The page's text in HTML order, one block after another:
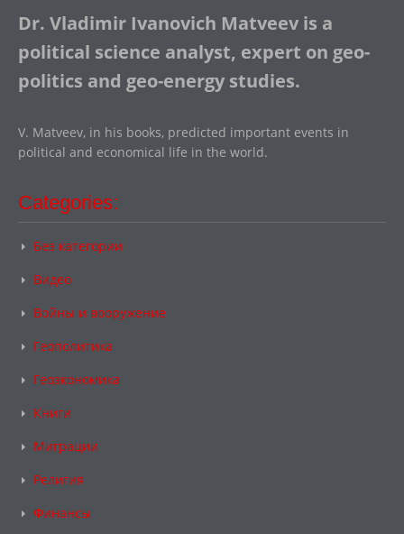
Dr. Vladimir Ivanovich Matveev is a
political science analyst, expert on geo-
politics and geo-energy studies.
V. Matveev, in his books, predicted important events in
political and economical life in the world.
Categories:
Без категории
Видео
Войны и вооружение
Геополитика
Геоэкономика
Книги
Миграции
Религия
Финансы